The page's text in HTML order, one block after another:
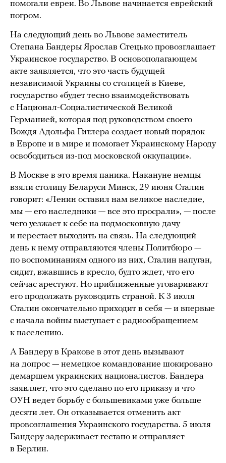
помогали евреи. Во Львове начинается еврейский
погром.
На следующий день во Львове заместитель
Степана Бандеры Ярослав Стецько провозглашает
Украинское государство. В основополагающем
акте заявляется, что это часть будущей
независимой Украины со столицей в Киеве,
государство «будет тесно взаимодействовать
с Национал-Социалистической Великой
Германией, которая под руководством своего
Вождя Адольфа Гитлера создает новый порядок
в Европе и в мире и помогает Украинскому Народу
освободиться из-под московской оккупации».
В Москве в это время паника. Накануне немцы
взяли столицу Беларуси Минск, 29 июня Сталин
говорит: «Ленин оставил нам великое наследие,
мы — его наследники — все это просрали», — после
чего уезжает к себе на подмосковную дачу
и перестает выходить на связь. На следующий
день к нему отправляются члены Политбюро —
по воспоминаниям одного из них, Сталин напуган,
сидит, вжавшись в кресло, будто ждет, что его
сейчас арестуют. Но приближенные уговаривают
его продолжать руководить страной. К 3 июля
Сталин окончательно приходит в себя — и впервые
с начала войны выступает с радиообращением
к населению.
А Бандеру в Кракове в этот день вызывают
на допрос — немецкое командование шокировано
демаршем украинских националистов. Бандера
заявляет, что это сделано по его приказу и что
ОУН ведет борьбу с большевиками уже больше
десяти лет. Он отказывается отменить акт
провозглашения Украинского государства. 5 июля
Бандеру задерживает гестапо и отправляет
в Берлин.